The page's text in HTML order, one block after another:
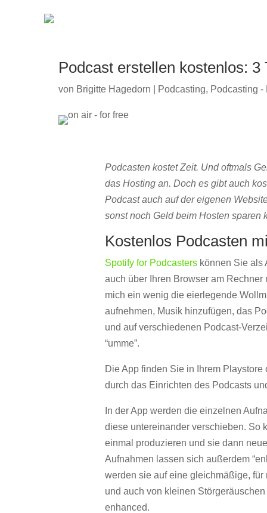
Podcast erstellen kostenlos:
von Brigitte Hagedorn Podcasting, Podcasting -
Podcasten kostet Zeit. Und oftmals
das Hosting an. Doch es gibt auch
Podcast auch auf der eigenen
sonst noch Geld beim Hosten sparen
Kostenlos Podcasten
Spotify for Podcasters können Sie als
auch über Ihren Browser am
mich ein wenig die eierlegende
aufnehmen, Musik hinzufügen, das
und auf verschiedenen Podcast-
“umme”.
Die App finden Sie in Ihrem
durch das Einrichten des Podcasts
In der App werden die einzelnen
diese untereinander verschieben. So
einmal produzieren und sie dann
Aufnahmen lassen sich außerdem
werden sie auf eine gleichmäßige,
und auch von kleinen
enhanced.